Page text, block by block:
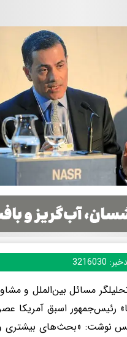
3216030
مسائل بین‌الملل و
رئیس‌جمهور اسبق آمریکا
نوشت: «بحث‌های بیشتری